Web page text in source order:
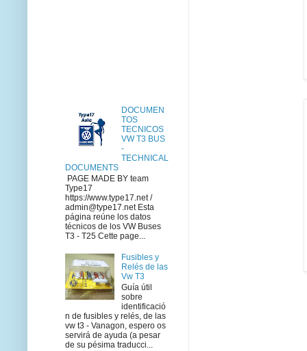
DOCUMEN
TOS
TECNICOS
VW T3 BUS
-
TECHNICAL
DOCUMENTS
PAGE MADE BY team
Type17
https://www.type17.net /
admin@type17.net Esta
página reúne los datos
técnicos de los VW Buses
T3 - T25 Cette page...
Fusibles y
Relés de las
Vw T3
Guía útil
sobre
identificació
n de fusibles y relés, de las
vw t3 - Vanagon, espero os
servirá de ayuda (a pesar
de su pésima traducci...